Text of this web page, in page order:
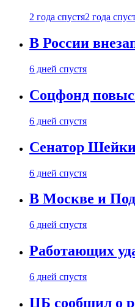
2 года спустя2 года
В России
6 дней спустя
Соцфонд
6 дней спустя
Сенатор
6 дней спустя
В Москве и
6 дней спустя
Работающих
6 дней спустя
ЦБ сообщил о